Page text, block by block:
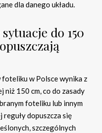
dla danego układu.
do 150
w Polsce wynika z
niż 150 cm, co do zasady
foteliku lub innym
dopuszcza się
szczególnych